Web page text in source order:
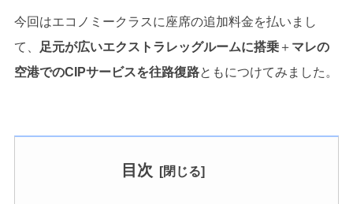
今回はエコノミークラスに座席の追加料金を払いまし
て、
足元が広いエクストラレッグルームに搭乗 ＋ マレの
空港でのCIPサービスを往路復路ともにつけてみました。
目次